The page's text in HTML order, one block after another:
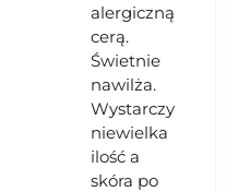
alergiczną
cerą.
Świetnie
nawilża.
Wystarczy
niewielka
ilość a
skóra po